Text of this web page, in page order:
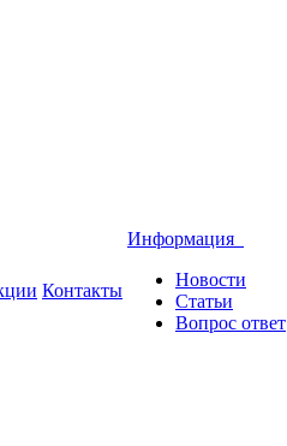
Контакты
Информация
Новости
Статьи
Вопрос ответ